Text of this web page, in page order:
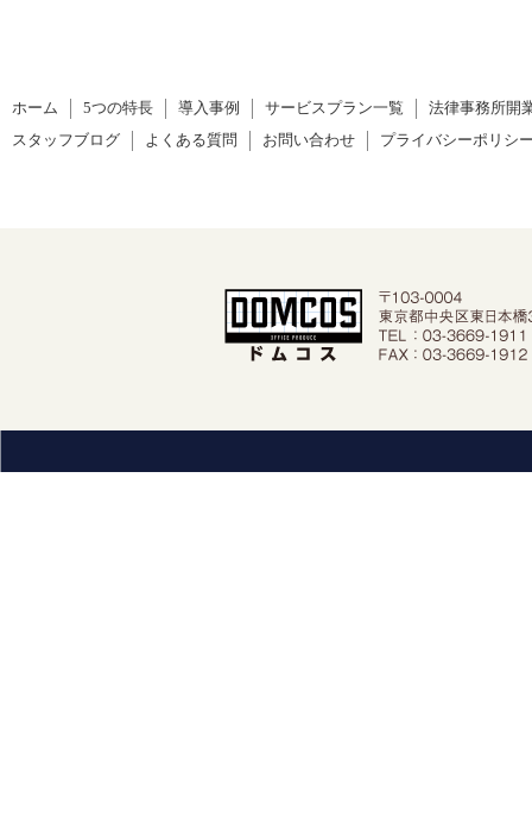
ホーム 5つの特長 導入事例 サービスプラン一覧
法律事務所開
スタッフブログ
よくある質問 お問い合わせ プライバシーポリシ